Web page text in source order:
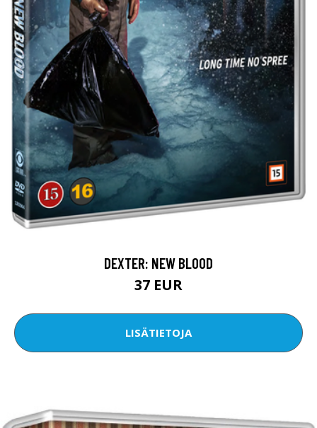
DEXTER: NEW BLOOD
37 EUR
LISÄTIETOJA